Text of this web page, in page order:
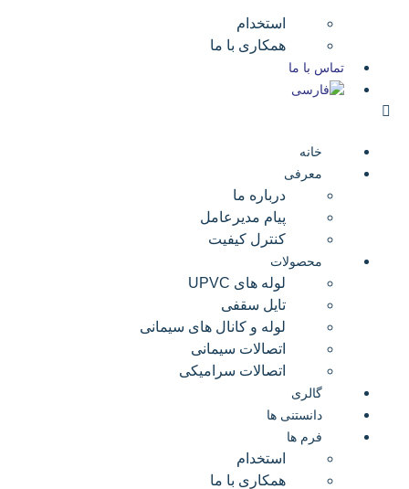
استخدام
همکاری با ما
تماس با ما
خانه
معرفی
درباره ما
پیام مدیرعامل
کنترل کیفیت
محصولات
لوله های UPVC
تایل سقفی
لوله و کانال های سیمانی
اتصالات سیمانی
اتصالات سرامیکی
گالری
دانستنی ها
فرم ها
استخدام
همکاری با ما